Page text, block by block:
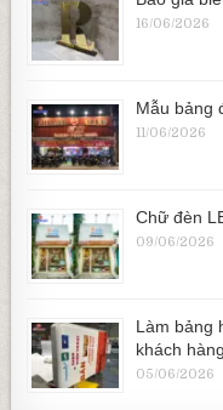
16/06/2026
Mẫu bảng
11/06/2026
Chữ đèn
09/06/2026
Làm bảng
khách hàng
05/06/2026